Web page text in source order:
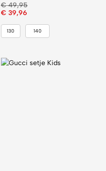
€49,95
€ 39,96
130 140